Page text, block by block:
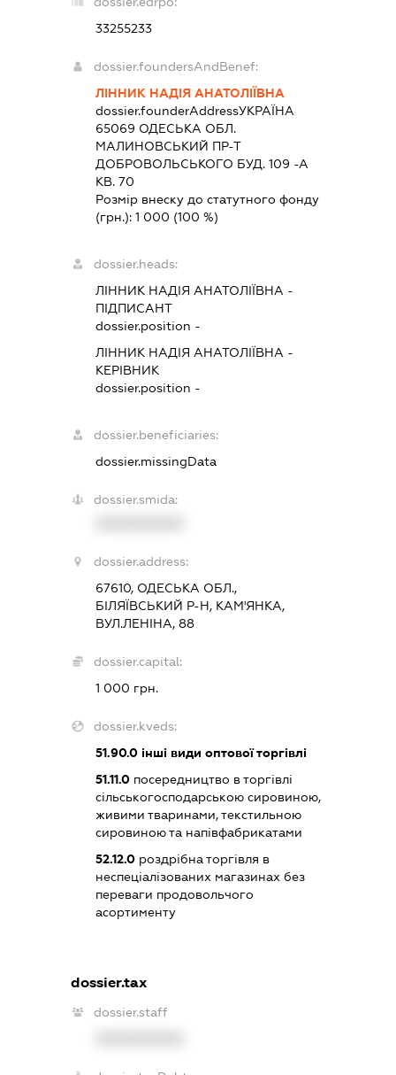
33255233
dossier.foundersAndBenef:
ЛІННИК НАДІЯ АНАТОЛІЇВНА
dossier.founderAddressУКРАЇНА
65069 ОДЕСЬКА ОБЛ.
МАЛИНОВСЬКИЙ ПР-Т
ДОБРОВОЛЬСЬКОГО БУД. 109 -А
КВ. 70
Розмір внеску до статутного фонду
(грн.): 1 000 (100 %)
dossier.heads:
ЛІННИК НАДІЯ АНАТОЛІЇВНА -
ПІДПИСАНТ
dossier.position -
ЛІННИК НАДІЯ АНАТОЛІЇВНА -
КЕРІВНИК
dossier.position -
dossier.beneficiaries:
dossier.missingData
dossier.smida:
dossier.address:
67610, ОДЕСЬКА ОБЛ.,
БІЛЯЇВСЬКИЙ Р-Н, КАМ'ЯНКА,
ВУЛ.ЛЕНІНА, 88
dossier.capital:
1 000 грн.
dossier.kveds:
51.90.0інші види оптової торгівлі
51.11.0посередництво в торгівлі
сільськогосподарською сировиною,
живими тваринами, текстильною
сировиною та напівфабрикатами
52.12.0роздрібна торгівля в
неспеціалізованих магазинах без
переваги продовольчого
асортименту
dossier.tax
dossier.staff